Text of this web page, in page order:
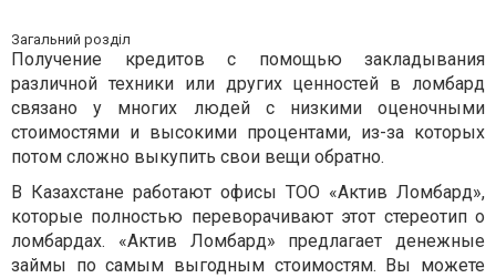
Загальний розділ
Получение кредитов с помощью закладывания
различной техники или других ценностей в ломбард
связано у многих людей с низкими оценочными
стоимостями и высокими процентами, из-за которых
потом сложно выкупить свои вещи обратно.
В Казахстане работают офисы ТОО «Актив Ломбард»,
которые полностью переворачивают этот стереотип о
ломбардах. «Актив Ломбард» предлагает денежные
займы по самым выгодным стоимостям. Вы можете